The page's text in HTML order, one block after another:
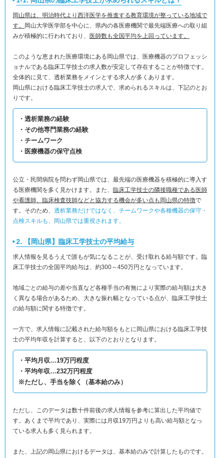
岡山県は、明治時代より西洋医学を推進する教育環境が整っている地域で
す。
岡山大学医学部を中心に、県内の各医療機関で最先端医療への取り組
みが積極的に行われており、
医師数も全国平均を上回っています。
このような恵まれた医療環境にある岡山県では、医療機器のプロフェッシ
ョナルである臨床工学技士の求人数が安定して存在することが特徴です。
全体的に見て、透析業務をメインとする求人が多くあります。
岡山県における臨床工学技士の求人で、求められるスキルは、下記のとお
りです。
・透析業務の経験
・その他専門業務の経験
・チームワーク
・医療機器の保守点検
公立・民間病院を問わず岡山県では、最先端の医療機器を積極的に導入す
る医療機関を多く見かけます。また、 臨床工学技士の隣接職種である医師
や看護師、臨床検査技師などと協力する機会が多い点も岡山県の特徴で
す。そのため、 透析業務だけではなく、チームワークや各種機器の保守・
点検スキルも、岡山県では重視されます。
2. 【岡山県】臨床工学技士の平均給与
求人情報を見るうえで誰もが気になることが、受け取れる給与額です。臨
床工学技士の全国平均給与は、約300～450万円となっています。
地域ごとの給与の差や当直など各種手当の有無により実際の給与額は大き
く異なる場合があるため、大きな振れ幅となっている点が、臨床工学技士
の給与額に関する特徴です。
一方で、求人情報に記載された給与額をもとに岡山県における臨床工学技
士の平均年収を計算すると、以下のとおりとなります。
・平均月収…19万円程度
・平均年収…232万円程度
※ただし、手当を除く（基本給のみ）
ただし、このデータは数十件前後の求人情報を参考に算出した平均値で
す。あくまで平均であり、実際には月収19万円よりも高い給与額となっ
ている求人も多く見られます。
また、上記の岡山県におけるデータは、基本給のみで計算したものです。